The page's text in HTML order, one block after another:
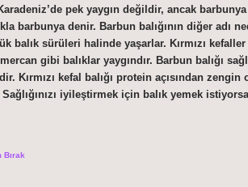
pek yaygın değildir, ancak
barbunya denir. Barbun balığının diğer adı
balık sürüleri halinde yaşarlar. Kırmızı
gibi balıklar yaygındır. Barbun balığı
Kırmızı kefal balığı protein açısından
iyileştirmek için balık yemek
Bırak